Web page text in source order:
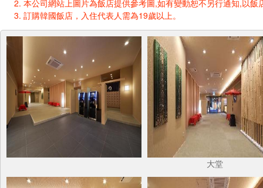
本公司網站上圖片為飯店提供參考圖,如有變動恕不另行通知,以飯
訂購韓國飯店，入住代表人需為19歲以上。
大堂